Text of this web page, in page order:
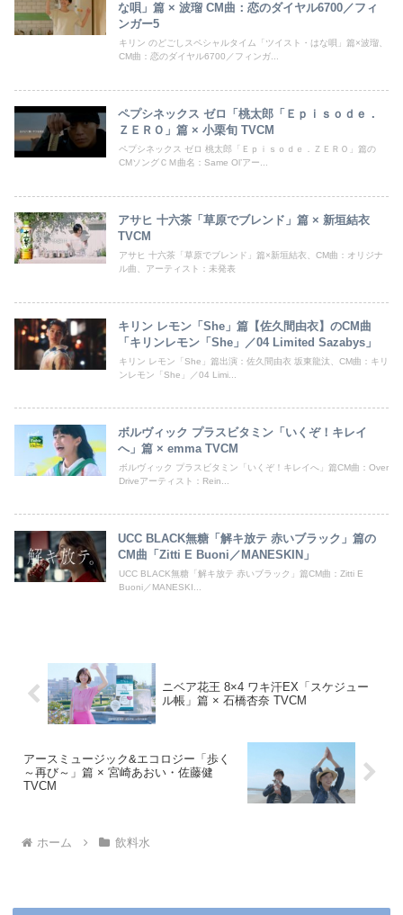
な唄」篇 × 波瑠 CM曲：恋のダイヤル6700／フィ
ンガー5
キリン のどごしスペシャルタイム「ツイスト・はな唄」篇×波瑠、
CM曲：恋のダイヤル6700／フィンガ...
ペプシネックス ゼロ「桃太郎「Ｅｐｉｓｏｄｅ．
ＺＥＲＯ」篇 × 小栗旬 TVCM
ペプシネックス ゼロ 桃太郎「Ｅｐｉｓｏｄｅ．ＺＥＲＯ」篇の
CMソングＣＭ曲名：Same Ol’アー...
アサヒ 十六茶「草原でブレンド」篇 × 新垣結衣
TVCM
アサヒ 十六茶「草原でブレンド」篇×新垣結衣、CM曲：オリジナ
ル曲、アーティスト：未発表
キリン レモン「She」篇【佐久間由衣】のCM曲
「キリンレモン「She」／04 Limited Sazabys」
キリン レモン「She」篇出演：佐久間由衣 坂東龍汰、CM曲：キリ
ンレモン「She」／04 Limi...
ボルヴィック プラスビタミン「いくぞ！キレイ
へ」篇 × emma TVCM
ボルヴィック プラスビタミン「いくぞ！キレイへ」篇CM曲：Over
Driveアーティスト：Rein...
UCC BLACK無糖「解キ放テ 赤いブラック」篇の
CM曲「Zitti E Buoni／MANESKIN」
UCC BLACK無糖「解キ放テ 赤いブラック」篇CM曲：Zitti E
Buoni／MANESKI...
ニベア花王 8×4 ワキ汗EX「スケジュー
ル帳」篇 × 石橋杏奈 TVCM
アースミュージック&エコロジー「歩く
～再び～」篇 × 宮崎あおい・佐藤健
TVCM
ホーム 飲料水